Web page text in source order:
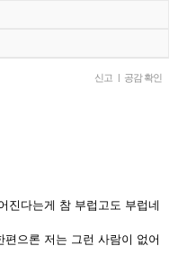
신고 | 공감 확인
진다는게 참 부럽고도 부럽네
으론 저는 그런 사람이 없어